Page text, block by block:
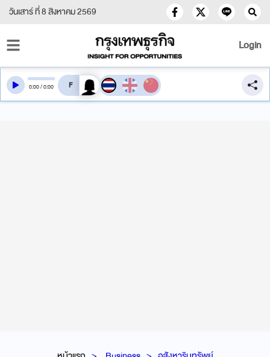
วันเสาร์ ที่ 8 สิงหาคม 2569
Login
0:00/0:00 สลับเสียงอ่าน